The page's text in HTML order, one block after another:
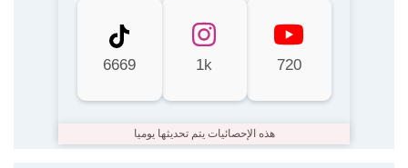
720
1k
6669
هذه الإحصائيات يتم تحديثها يوميا